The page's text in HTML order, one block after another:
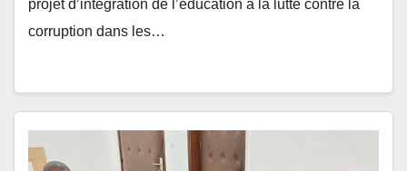
corruption dans les…